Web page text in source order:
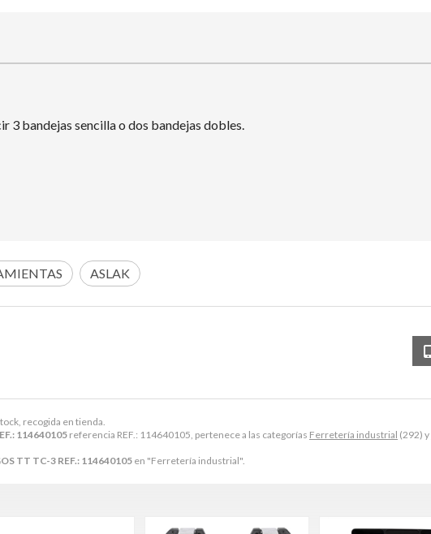
recogida en tienda.
114640105 referencia REF.: 114640105, pertenece a las categorías Ferretería industrial (292) y
TT TC-3 REF.: 114640105 en "Ferretería industrial".
bandejas sencilla o dos bandejas dobles.
ASLAK